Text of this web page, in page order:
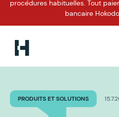
procédures habituelles. Tout
bancaire
PRODUITS ET SOLUTIONS